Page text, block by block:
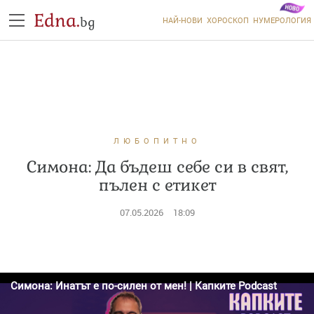
Edna.bg НАЙ-НОВИ ХОРОСКОП НУМЕРОЛОГИЯ
ЛЮБОПИТНО
Симона: Да бъдеш себе си в свят,
пълен с етикет
07.05.2026 18:09